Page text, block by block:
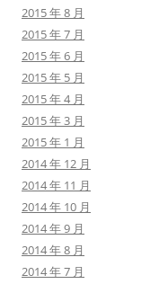
2015 年 8 月
2015 年 7 月
2015 年 6 月
2015 年 5 月
2015 年 4 月
2015 年 3 月
2015 年 1 月
2014 年 12 月
2014 年 11 月
2014 年 10 月
2014 年 9 月
2014 年 8 月
2014 年 7 月